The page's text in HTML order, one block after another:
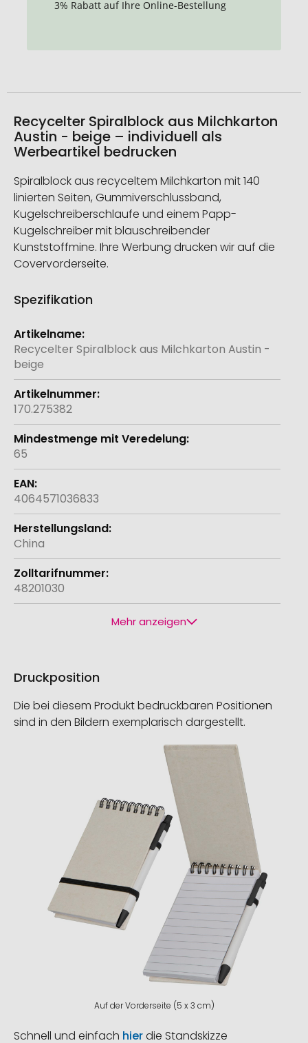
3% Rabatt auf Ihre Online-Bestellung
Recycelter Spiralblock aus Milchkarton
Austin - beige – individuell als
Werbeartikel bedrucken
Spiralblock aus recyceltem Milchkarton mit 140
linierten Seiten, Gummiverschlussband,
Kugelschreiberschlaufe und einem Papp-
Kugelschreiber mit blauschreibender
Kunststoffmine. Ihre Werbung drucken wir auf die
Covervorderseite.
Spezifikation
Weitere
Informationen
Recycelter Spiralblock aus Milchkarton Austin -
beige
170.275382
65
4064571036833
China
48201030
Mehr anzeigen
Druckposition
Die bei diesem Produkt bedruckbaren Positionen
sind in den Bildern exemplarisch dargestellt.
Auf der Vorderseite (5 x 3 cm)
Schnell und einfach hierdie Standskizze